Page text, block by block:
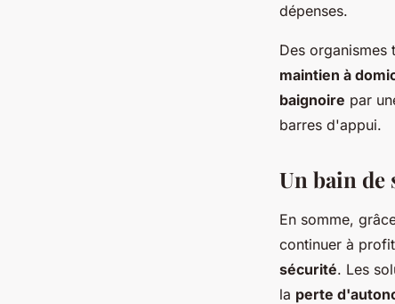
dépenses.
Des organismes
maintien à
baignoire par
barres d'appui.
Un bain de
En somme,
continuer à
sécurité. Les
la perte